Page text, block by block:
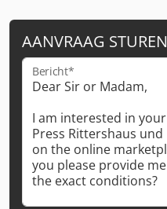
AANVRAAG STUREN
Bericht*